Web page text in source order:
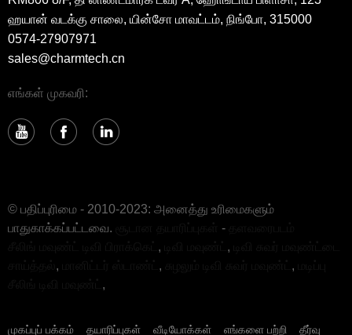
ஹயான் வடக்கு சாலை, யின்சோ மாவட்டம், நிங்போ, 315000
0574-27907971
sales@charmtech.cn
எங்கள் முகவரி:
© பதிப்புரிமை - 2010-2023: அனைத்து உரிமைகளும்
பாதுகாக்கப்பட்டவை.
-
, ,
, , ,
,
முகப்புப் பக்கம் தயாரிப்புகள் வீடியோக்கள் எங்களை பற்றி தீர்வு